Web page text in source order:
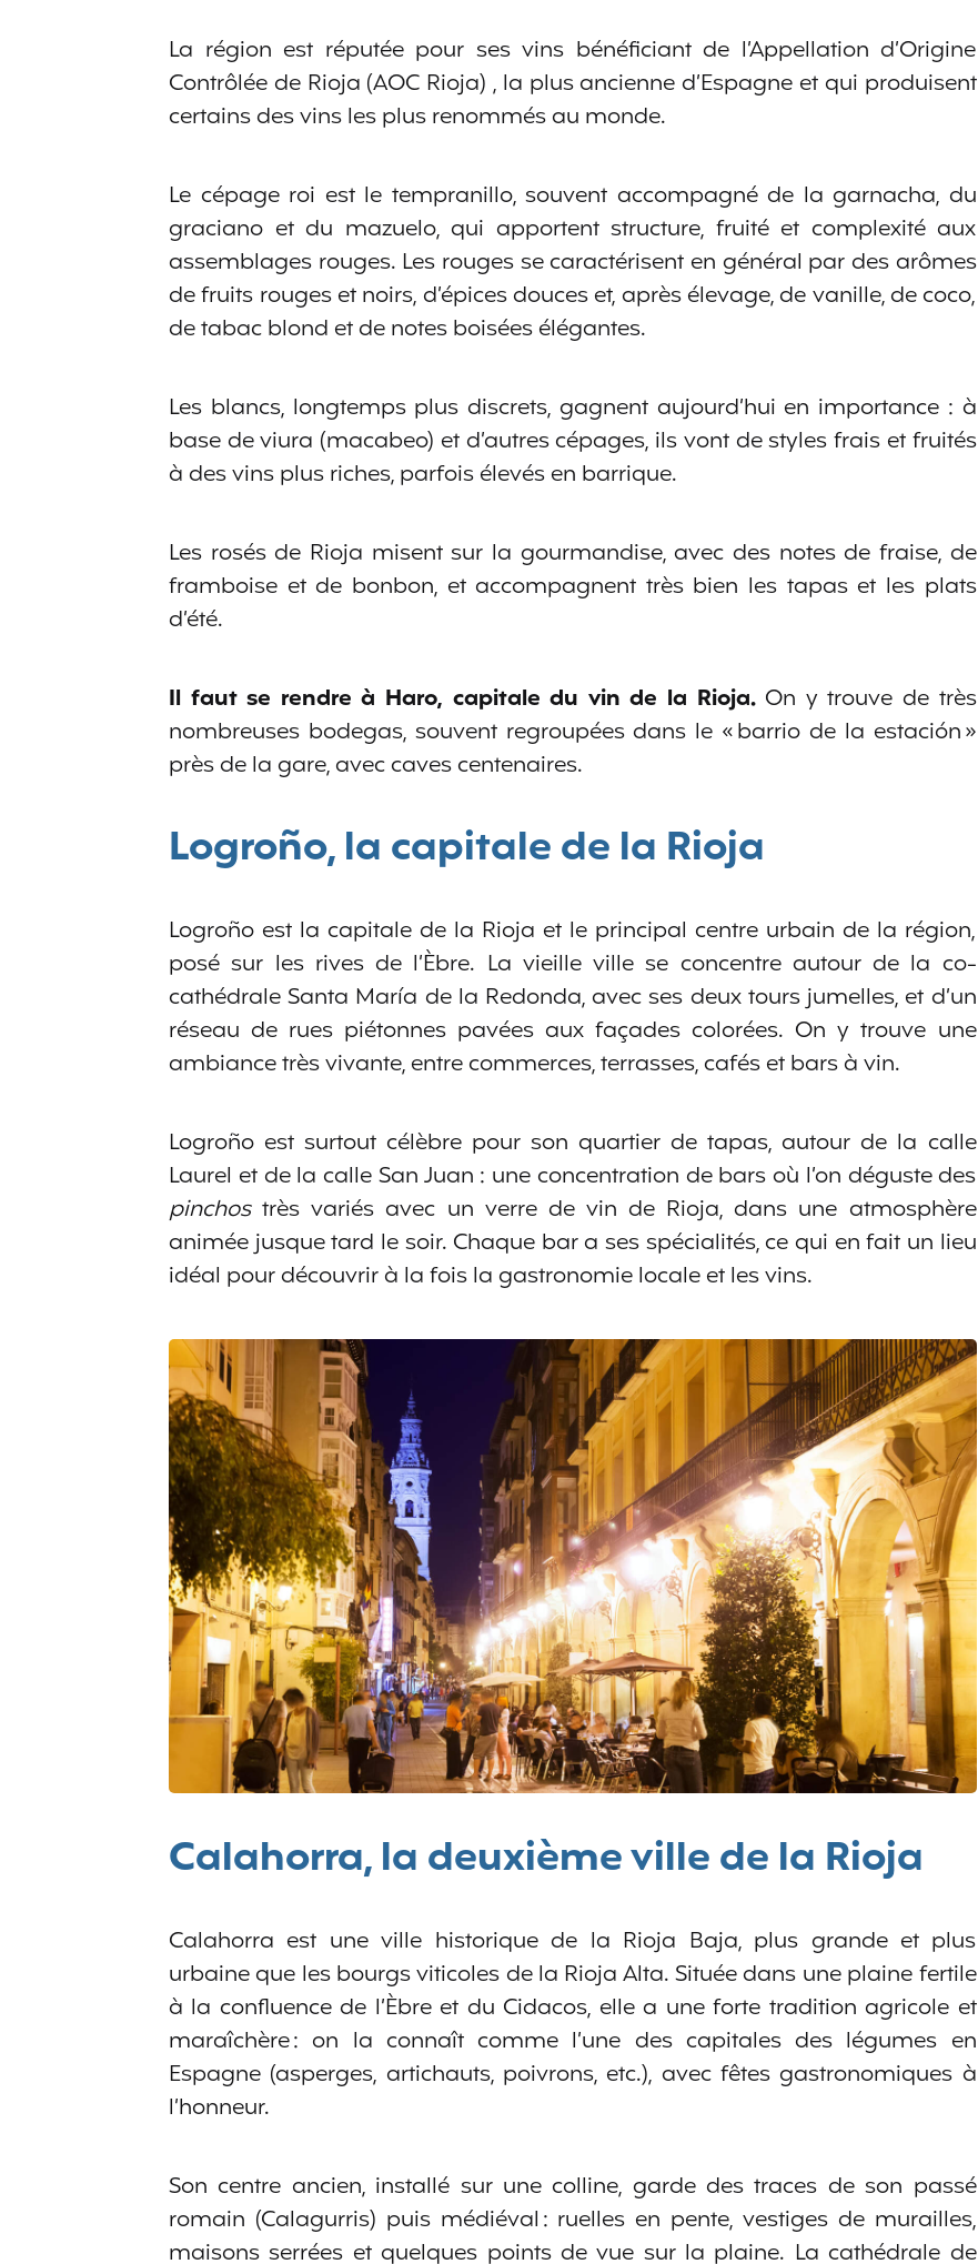
La région est réputée pour ses vins bénéficiant de l’Appellation d’Origine
Contrôlée de Rioja (AOC Rioja) , la plus ancienne d’Espagne et qui produisent
certains des vins les plus renommés au monde.
Le cépage roi est le tempranillo, souvent accompagné de la garnacha, du
graciano et du mazuelo, qui apportent structure, fruité et complexité aux
assemblages rouges. Les rouges se caractérisent en général par des arômes
de fruits rouges et noirs, d’épices douces et, après élevage, de vanille, de coco,
de tabac blond et de notes boisées élégantes.
Les blancs, longtemps plus discrets, gagnent aujourd’hui en importance : à
base de viura (macabeo) et d’autres cépages, ils vont de styles frais et fruités
à des vins plus riches, parfois élevés en barrique.
Les rosés de Rioja misent sur la gourmandise, avec des notes de fraise, de
framboise et de bonbon, et accompagnent très bien les tapas et les plats
d’été.
Il faut se rendre à Haro, capitale du vin de la Rioja. On y trouve de très
nombreuses bodegas, souvent regroupées dans le « barrio de la estación »
près de la gare, avec caves centenaires.
Logroño, la capitale de la Rioja
Logroño est la capitale de la Rioja et le principal centre urbain de la région,
posé sur les rives de l’Èbre. La vieille ville se concentre autour de la co-
cathédrale Santa María de la Redonda, avec ses deux tours jumelles, et d’un
réseau de rues piétonnes pavées aux façades colorées. On y trouve une
ambiance très vivante, entre commerces, terrasses, cafés et bars à vin.
Logroño est surtout célèbre pour son quartier de tapas, autour de la calle
Laurel et de la calle San Juan : une concentration de bars où l’on déguste des
pinchostrès variés avec un verre de vin de Rioja, dans une atmosphère
animée jusque tard le soir. Chaque bar a ses spécialités, ce qui en fait un lieu
idéal pour découvrir à la fois la gastronomie locale et les vins.
Calahorra, la deuxième ville de la Rioja
Calahorra est une ville historique de la Rioja Baja, plus grande et plus
urbaine que les bourgs viticoles de la Rioja Alta. Située dans une plaine fertile
à la confluence de l’Èbre et du Cidacos, elle a une forte tradition agricole et
maraîchère : on la connaît comme l’une des capitales des légumes en
Espagne (asperges, artichauts, poivrons, etc.), avec fêtes gastronomiques à
l’honneur.
Son centre ancien, installé sur une colline, garde des traces de son passé
romain (Calagurris) puis médiéval : ruelles en pente, vestiges de murailles,
maisons serrées et quelques points de vue sur la plaine. La cathédrale de